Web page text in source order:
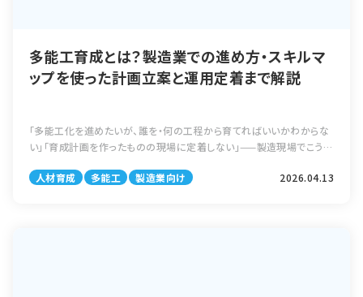
多能工育成とは？製造業での進め方・スキルマ
ップを使った計画立案と運用定着まで解説
「多能工化を進めたいが、誰を・何の工程から育てればいいかわからな
い」「育成計画を作ったものの現場に定着しない」——製造現場でこうし
られていることにあります。 […]
人材育成 多能工 製造業向け 2026.04.13